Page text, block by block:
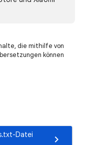
die mithilfe von
können
Datei